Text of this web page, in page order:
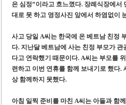
은 심정”이라고 흐느꼈다. 장례식장에서
대로 못 하고 영정사진 앞에서 하염없이
사고 당일 A씨는 한국에 온 베트남 친정
다. 지난달 베트남에 사는 친정 부모가
다고 연락했기 때문이다. A씨는 부모를
련하고 이번 연휴를 함께 보내기로 했다.
상 함께하지 못했다.
아침 일찍 준비를 마친 A씨는 아들과 함